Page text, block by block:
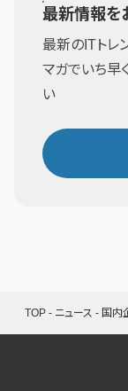
最新情報を
最新のITトレ
マガでいち早
い
TOP - ニュース - 国内